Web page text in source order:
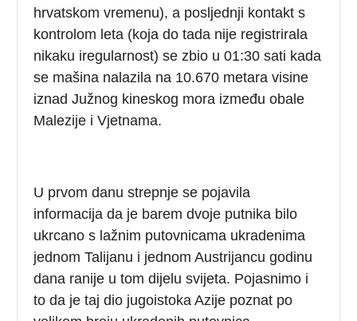
hrvatskom vremenu), a posljednji kontakt s
kontrolom leta (koja do tada nije registrirala
nikaku iregularnost) se zbio u 01:30 sati kada
se mašina nalazila na 10.670 metara visine
iznad Južnog kineskog mora između obale
Malezije i Vjetnama.
U prvom danu strepnje se pojavila
informacija da je barem dvoje putnika bilo
ukrcano s lažnim putovnicama ukradenima
jednom Talijanu i jednom Austrijancu godinu
dana ranije u tom dijelu svijeta. Pojasnimo i
to da je taj dio jugoistoka Azije poznat po